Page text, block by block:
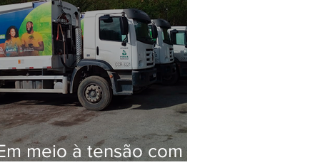
meio à tensão com